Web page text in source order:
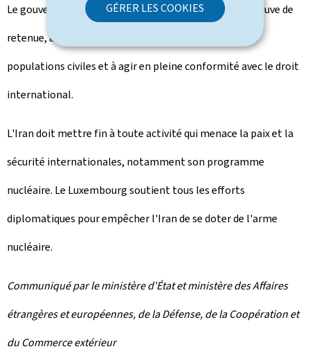
GÉRER LES COOKIES
Le gouvernement appelle toutes les parties à faire preuve de
retenue, à oeuvrer pour la désescalade, à protéger les
populations civiles et à agir en pleine conformité avec le droit
international.
L'Iran doit mettre fin à toute activité qui menace la paix et la
sécurité internationales, notamment son programme
nucléaire. Le Luxembourg soutient tous les efforts
diplomatiques pour empêcher l'Iran de se doter de l'arme
nucléaire.
Communiqué par le ministère d'État et ministère des Affaires
étrangères et européennes, de la Défense, de la Coopération et
du Commerce extérieur